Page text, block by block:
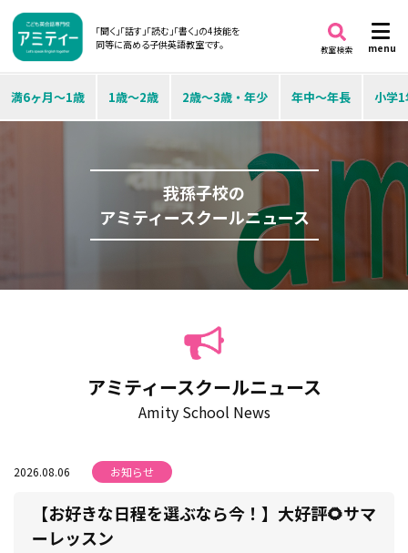
「聞く」「話す」「読む」「書く」の4技能を
同等に高める子供英語教室です。
menu
教室検索
満6ヶ月～1歳 1歳～2歳 2歳～3歳・年少 年中～年長 小学
我孫子校の
アミティースクールニュース
アミティースクールニュース
Amity School News
2026.08.06 お知らせ
【お好きな日程を選ぶなら今！】大好評🌻サマ
ーレッスン